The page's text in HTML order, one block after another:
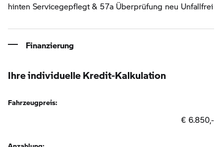
hinten Servicegepflegt & 57a Überprüfung neu Unfallfrei
Finanzierung
Ihre individuelle Kredit-Kalkulation
Fahrzeugpreis:
€ 6.850,-